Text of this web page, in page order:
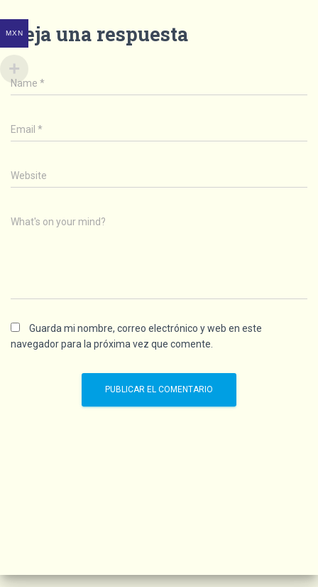
Deja una respuesta
Name *
Email *
Website
What's on your mind?
Guarda mi nombre, correo electrónico y web en este
navegador para la próxima vez que comente.
MXN